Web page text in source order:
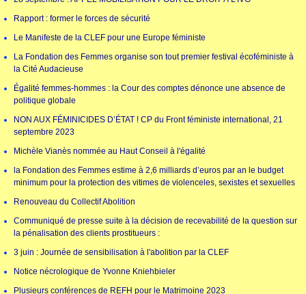
Rapport : former le forces de sécurité
Le Manifeste de la CLEF pour une Europe féministe
La Fondation des Femmes organise son tout premier festival écoféministe à
la Cité Audacieuse
Égalité femmes-hommes : la Cour des comptes dénonce une absence de
politique globale
NON AUX FÉMINICIDES D’ÉTAT ! CP du Front féministe international, 21
septembre 2023
Michèle Vianès nommée au Haut Conseil à l'égalité
la Fondation des Femmes estime à 2,6 milliards d’euros par an le budget
minimum pour la protection des vitimes de violenceles, sexistes et sexuelles
Renouveau du Collectif Abolition
Communiqué de presse suite à la décision de recevabilité de la question sur
la pénalisation des clients prostitueurs :
3 juin : Journée de sensibilisation à l'abolition par la CLEF
Notice nécrologique de Yvonne Kniehbieler
Plusieurs conférences de REFH pour le Matrimoine 2023